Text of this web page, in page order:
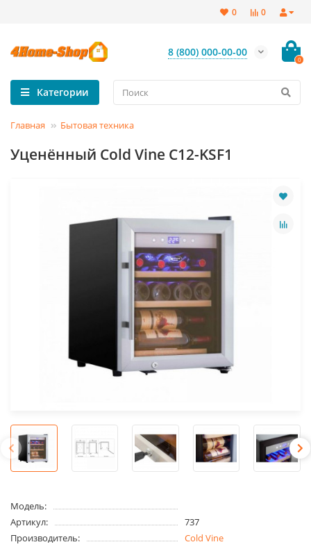
0
0
8 (800) 000-00-00
0
Категории
Главная Бытовая техника
Уценённый Cold Vine C12-KSF1
Модель:
Артикул:
737
Производитель:
Cold Vine